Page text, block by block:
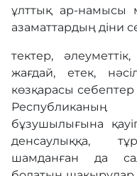
ұлттық ар-намысы
азаматтардың дiни
тектер,
жағдай, етек,
көзқарасы
бұзушылығына
денсаулыққа,
шамданған да